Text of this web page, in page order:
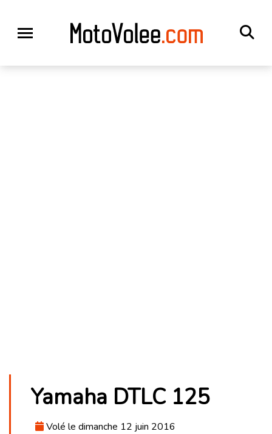
Yamaha DTLC 125
Volé le dimanche 12 juin 2016